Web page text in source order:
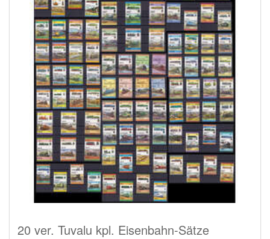
20 ver. Tuvalu kpl. Eisenbahn-Sätze